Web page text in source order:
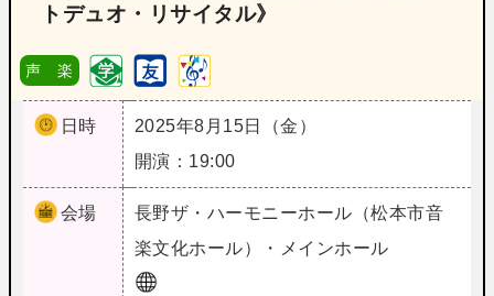
トデュオ・リサイタル》
声 楽
日時
2025年8月15日（金）
開演：19:00
会場 長野ザ・ハーモニーホール（松本市音
楽文化ホール）・メインホール